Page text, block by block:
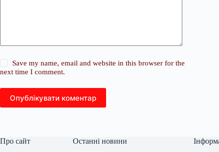
Save my name, email and website in this browser for the
next time I comment.
Опублікувати коментар
Про сайт Останні новини